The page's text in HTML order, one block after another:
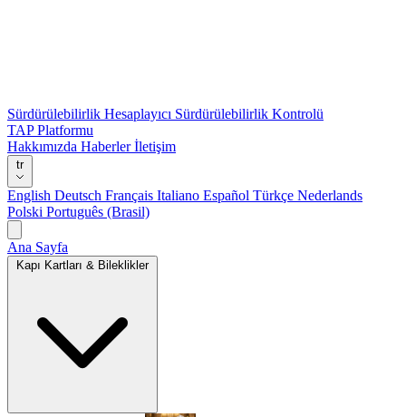
Sürdürülebilirlik Hesaplayıcı Sürdürülebilirlik Kontrolü
TAP Platformu
Hakkımızda Haberlerİletişim
tr
English Deutsch Français Italiano Español Türkçe Nederlands
Polski Português (Brasil)
Ana Sayfa
Kapı Kartları & Bileklikler